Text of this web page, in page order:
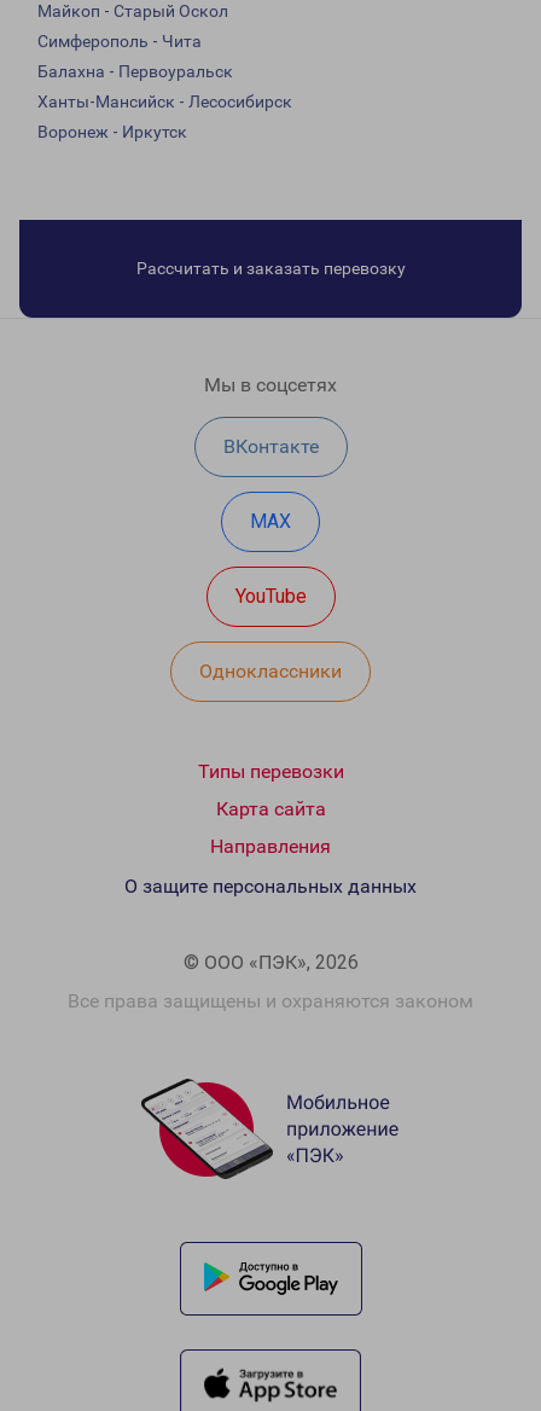
Майкоп - Старый Оскол
Симферополь - Чита
Балахна - Первоуральск
Ханты-Мансийск - Лесосибирск
Воронеж - Иркутск
Рассчитать и заказать перевозку
Мы в соцсетях
ВКонтакте
MAX
YouTube
Одноклассники
Типы перевозки
Карта сайта
Направления
© ООО «ПЭК», 2026
Все права защищены и охраняются законом
О защите персональных данных